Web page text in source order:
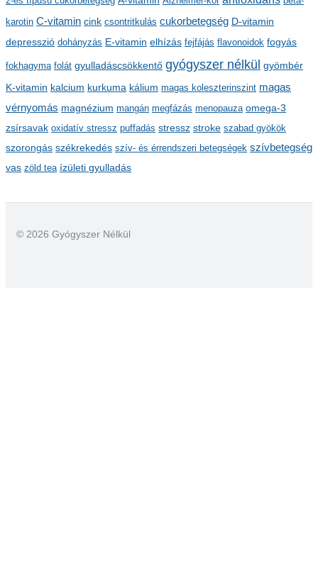
í
v
u
m
karotin C-vitamin cink csontritkulás cukorbetegség D-vitamin
depresszió dohányzás E-vitamin elhízás fejfájás flavonoidok fogyás
fokhagyma folát gyulladáscsökkentő gyógyszer nélkül gyömbér
K-vitamin kalcium kurkuma kálium magas koleszterinszint magas
vérnyomás magnézium mangán megfázás menopauza omega-3
zsírsavak oxidatív stressz puffadás stressz stroke szabad gyökök
szorongás székrekedés szív- és érrendszeri betegségek szívbetegség
vas zöld tea ízületi gyulladás
© 2026 Gyógyszer Nélkül